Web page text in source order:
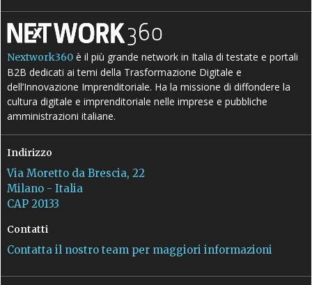
Nextwork360 è il più grande network in Italia di testate e portali
B2B dedicati ai temi della Trasformazione Digitale e
dell’Innovazione Imprenditoriale. Ha la missione di diffondere la
cultura digitale e imprenditoriale nelle imprese e pubbliche
amministrazioni italiane.
Indirizzo
Via Moretto da Brescia, 22
Milano - Italia
CAP 20133
Contatti
Contatta il nostro team per maggiori informazioni